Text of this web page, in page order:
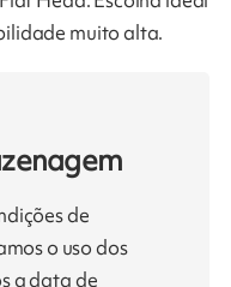
muito alta.
de
o uso dos
a data de